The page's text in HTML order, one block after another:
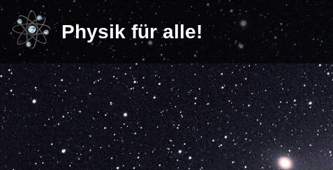
Physik für alle!